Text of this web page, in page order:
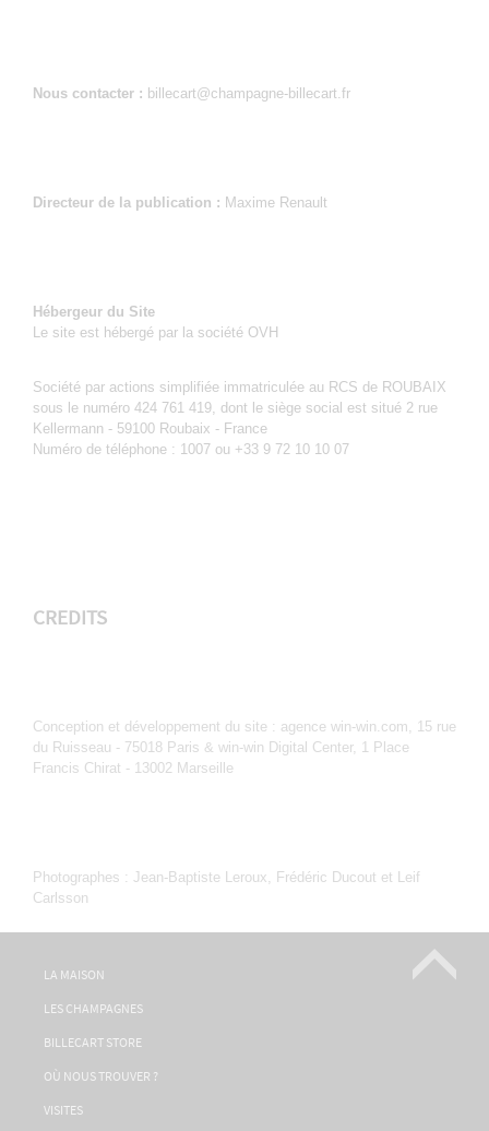
Nous contacter : billecart@champagne-billecart.fr
Directeur de la publication : Maxime Renault
Hébergeur du Site
Le site est hébergé par la société OVH
Société par actions simplifiée immatriculée au RCS de ROUBAIX
sous le numéro 424 761 419, dont le siège social est situé 2 rue
Kellermann - 59100 Roubaix - France
Numéro de téléphone : 1007 ou +33 9 72 10 10 07
CREDITS
Conception et développement du site : agence win-win.com, 15 rue
du Ruisseau - 75018 Paris & win-win Digital Center, 1 Place
Francis Chirat - 13002 Marseille
Photographes : Jean-Baptiste Leroux, Frédéric Ducout et Leif
Carlsson
LA MAISON
LES CHAMPAGNES
BILLECART STORE
OÙ NOUS TROUVER ?
VISITES